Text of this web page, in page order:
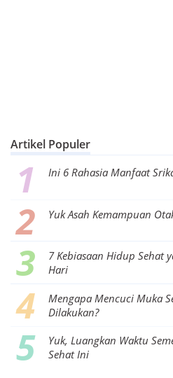
Artikel Populer
Ini 6 Rahasia Manfaat
Yuk Asah Kemampuan
7 Kebiasaan Hidup Sehat
Hari
Mengapa Mencuci Muka
Dilakukan?
Yuk, Luangkan Waktu
Sehat Ini